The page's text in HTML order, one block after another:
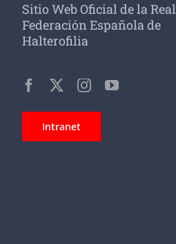
Sitio Web Oficial de la Real
Federación Española de
Halterofilia
Intranet